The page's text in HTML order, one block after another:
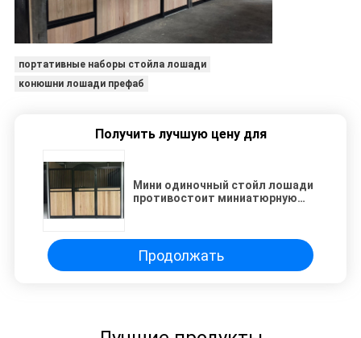
портативные наборы стойла лошади
конюшни лошади префаб
Получить лучшую цену для
Мини одиночный стойл лошади
противостоит миниатюрную
Продолжать